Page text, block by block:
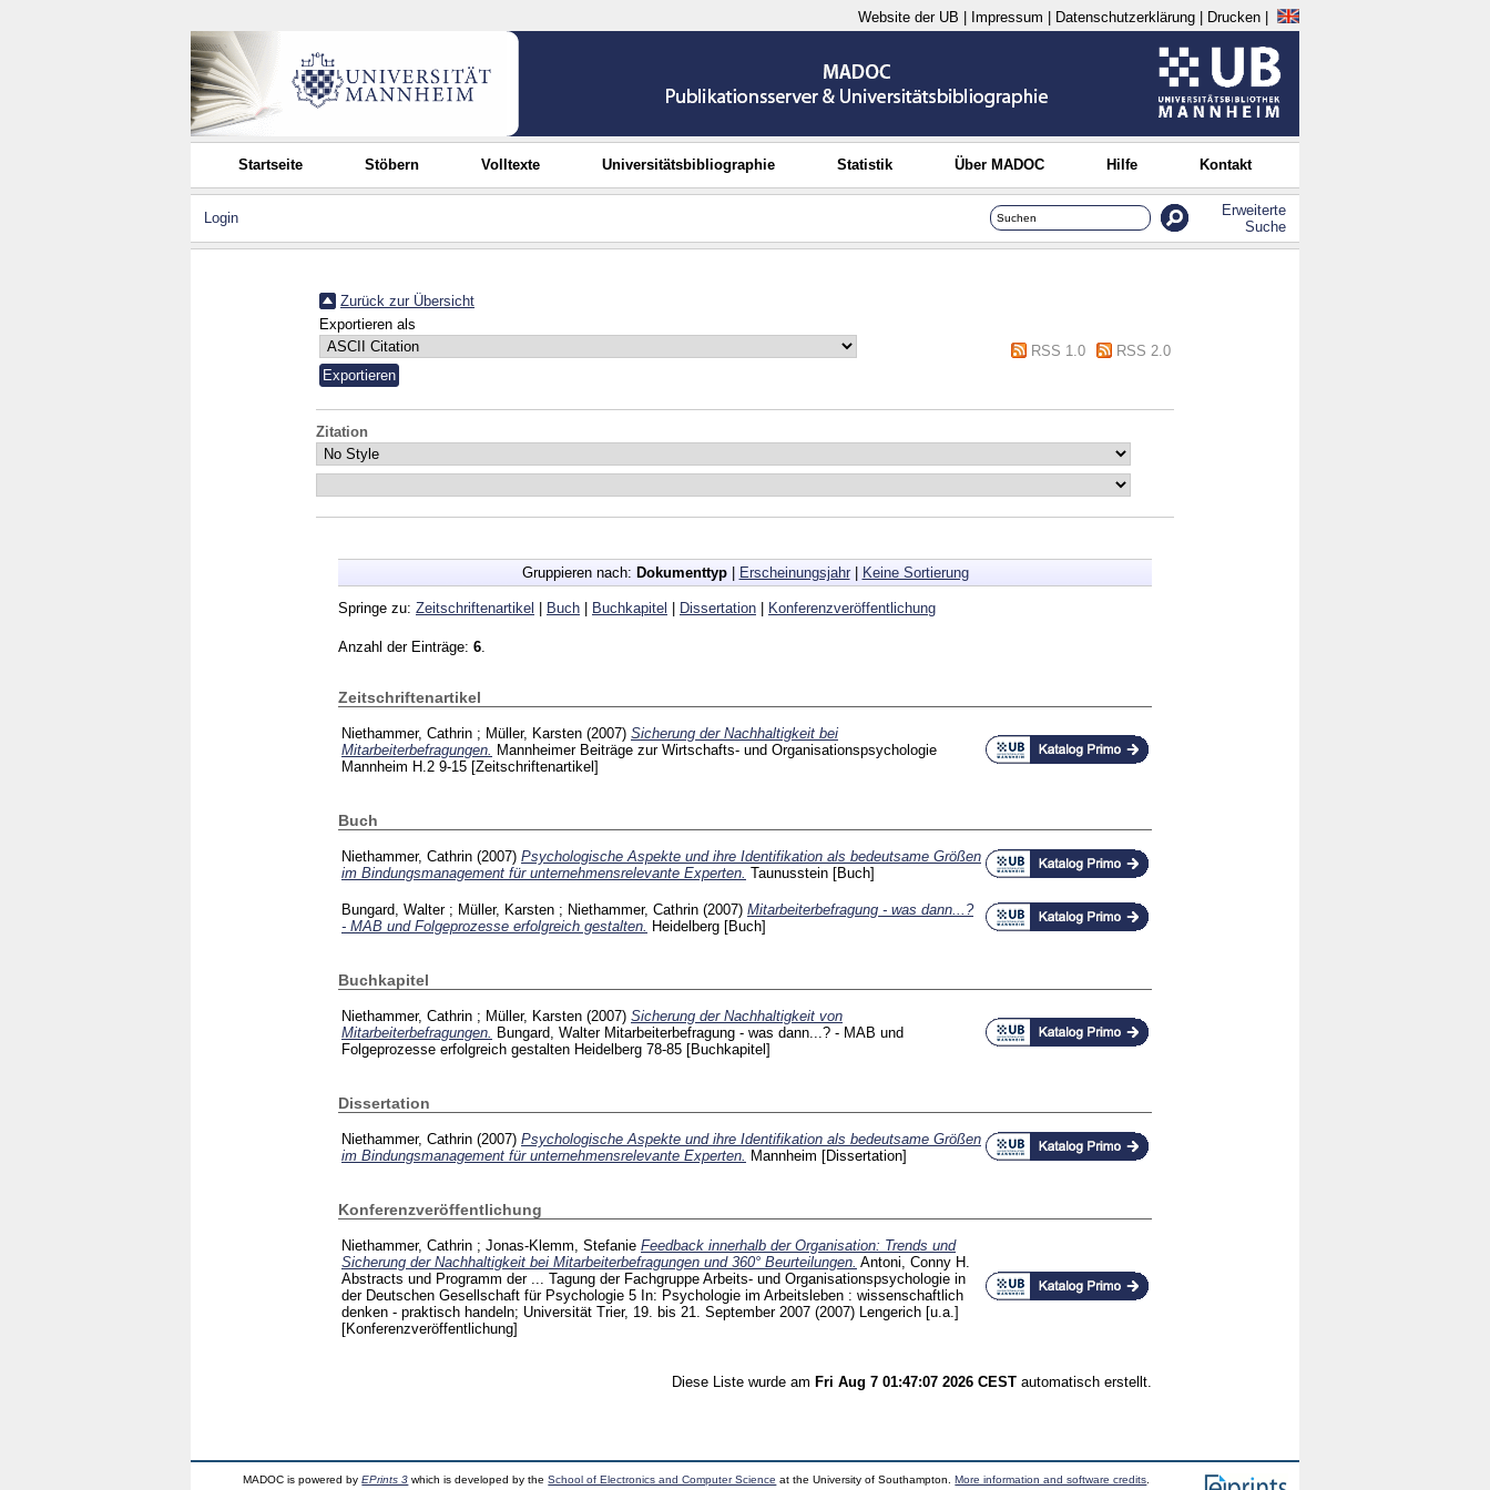
Website der UB Impressum Datenschutzerklärung Drucken
Startseite Stöbern Volltexte Universitätsbibliographie Statistik Über MADOC Hilfe Kontakt
Login
Erweiterte
Suche
Zurück zur Übersicht
Exportieren als
RSS 1.0
RSS 2.0
Zitation
Gruppieren nach: Dokumenttyp| Erscheinungsjahr| Keine Sortierung
Springe zu: Zeitschriftenartikel Buch Buchkapitel Dissertation Konferenzveröffentlichung
Anzahl der Einträge: 6
Zeitschriftenartikel
Niethammer, Cathrin ; Müller, Karsten (2007) Sicherung der Nachhaltigkeit bei
Mitarbeiterbefragungen.
Mannheimer Beiträge zur Wirtschafts- und Organisationspsychologie
Mannheim H.2 9-15 [Zeitschriftenartikel]
Buch
Niethammer, Cathrin (2007) Psychologische Aspekte und ihre Identifikation als bedeutsame Größen
im Bindungsmanagement für unternehmensrelevante Experten. Taunusstein [Buch]
Bungard, Walter; Müller, Karsten ; Niethammer, Cathrin (2007) Mitarbeiterbefragung - was dann...?
- MAB und Folgeprozesse erfolgreich gestalten. Heidelberg [Buch]
Buchkapitel
Niethammer, Cathrin ; Müller, Karsten (2007) Sicherung der Nachhaltigkeit von
Mitarbeiterbefragungen. Bungard, WalterMitarbeiterbefragung - was dann...? - MAB und
Folgeprozesse erfolgreich gestalten Heidelberg 78-85 [Buchkapitel]
Dissertation
Niethammer, Cathrin (2007) Psychologische Aspekte und ihre Identifikation als bedeutsame Größen
im Bindungsmanagement für unternehmensrelevante Experten.
Mannheim [Dissertation]
Konferenzveröffentlichung
Niethammer, Cathrin ; Jonas-Klemm, Stefanie Feedback innerhalb der Organisation: Trends und
Sicherung der Nachhaltigkeit bei Mitarbeiterbefragungen und 360° Beurteilungen. Antoni, Conny H.
Abstracts und Programm der ... Tagung der Fachgruppe Arbeits- und Organisationspsychologie in
der Deutschen Gesellschaft für Psychologie 5 In: Psychologie im Arbeitsleben : wissenschaftlich
denken - praktisch handeln; Universität Trier, 19. bis 21. September 2007 (2007) Lengerich [u.a.]
[Konferenzveröffentlichung]
Diese Liste wurde am Fri Aug 7 01:47:07 2026 CEST automatisch erstellt.
MADOC is powered byEPrints 3 which is developed by theSchool of Electronics and Computer Science at the University of Southampton.More information and software credits